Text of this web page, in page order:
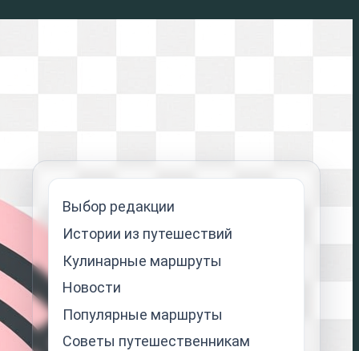
Выбор редакции
Истории из путешествий
Кулинарные маршруты
Новости
Популярные маршруты
Советы путешественникам